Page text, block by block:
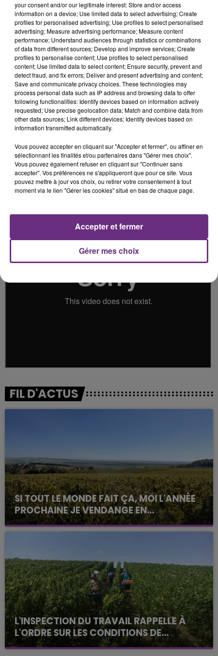
du monde le vendredi 7 juin contre la Corée du Sud au
Parc des Princes de Paris (21h), avant d'affronter la
Norvège le mercredi 12 juin au stade de Nice (21h) et le
Nigeria le lundi 17 juin au Roazhon Park de Rennes.
Le stade Auguste Delaune à Reims accueillera 6
rencontres de ce mondial.
Samedi 8 juin (21 h) :Norvège-Nigeria
Mardi 11 juin (21 h) :États-Unis-Thaïlande
Vendredi 14 juin (18 h) :Jamaïque- Italie
Lundi 17 juin (21 h) :
Corée du Sud
Norvège
Jeudi 20 juin (18 h) :Pays-Bas-Canada
Lundi 24 juin (18 h) : huitième de finale 2e groupe B -
1er groupe F
FIL D'ACTUS
SI TOUT LE MONDE FAIT ÇA, MOI L'ANNÉE
PROCHAINE JE VENDANGE EN...
La vendange en Champagne a débuté ce jeudi 6
août dans la commune de Montgueux (Aube). Du
L'INSPECTION DU TRAVAIL RAPPELLE À
L'ORDRE SUR LES CONDITIONS DE...
Alors que les dates de début des vendange 2026
your consent and/or our legitimate interest: Store and/or access
information on a device; Use limited data to select advertising; Create
profiles for personalised advertising; Use profiles to select personalised
advertising; Measure advertising performance; Measure content
performance; Understand audiences through statistics or combinations
of data from different sources; Develop and improve services; Create
profiles to personalise content; Use profiles to select personalised
content; Use limited data to select content; Ensure security, prevent and
detect fraud, and fix errors; Deliver and present advertising and content;
Save and communicate privacy choices. These technologies may
process personal data such as IP address and browsing data to offer
following functionalities: Identify devices based on information actively
requested; Use precise geolocation data; Match and combine data from
other data sources; Link different devices; Identify devices based on
information transmitted automatically.
Vous pouvez accepter en cliquant sur "Accepter et fermer", ou affiner en
sélectionnant les finalités et/ou partenaires dans "Gérer mes choix".
Vous pouvez également refuser en cliquant sur "Continuer sans
accepter". Vos préférences ne s'appliqueront que pour ce site. Vous
pouvez mettre à jour vos choix, ou retirer votre consentement à tout
moment via le lien "Gérer les cookies" situé en bas de chaque page.
Gérer mes choix
Accepter et fermer